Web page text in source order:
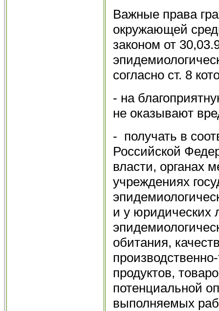
Важные права
окружающей
законом от
согласно ст. 8
- на
не оказывают
- получать в
Российской
власти, органах
учреждениях
и у юридических
обитания,
продуктов,
потенциальной
выполняемых